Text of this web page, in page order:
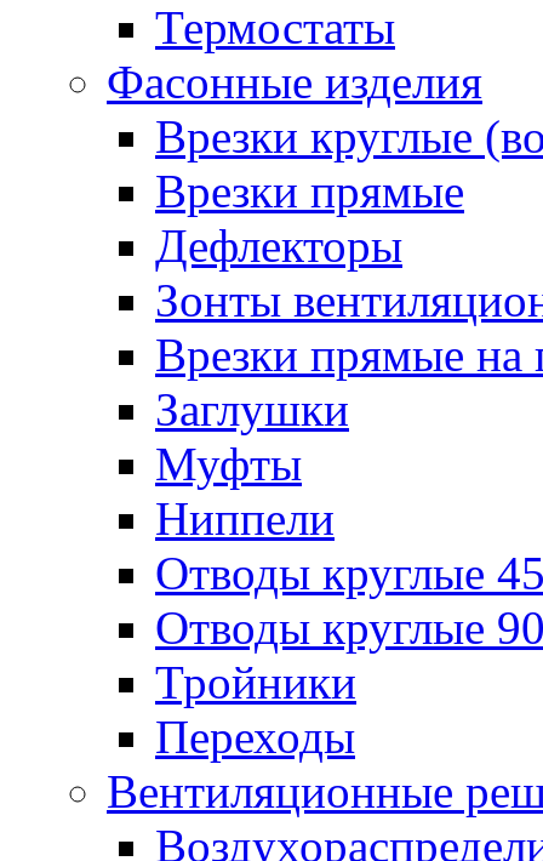
Термостаты
Фасонные изделия
Врезки круглые
Врезки прямые
Дефлекторы
Зонты
Врезки прямые на
Заглушки
Муфты
Ниппели
Отводы круглые
Отводы круглые
Тройники
Переходы
Вентиляционные